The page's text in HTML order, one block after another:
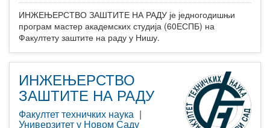
ИНЖЕЊЕРСТВО ЗАШТИТЕ НА РАДУ је једногодишњи
програм мастер академских студија (60ЕСПБ) на
Факултету заштите на раду у Нишу.
ИНЖЕЊЕРСТВО
ЗАШТИТЕ НА РАДУ
Факултет техничких наука |
Универзитет у Новом Саду